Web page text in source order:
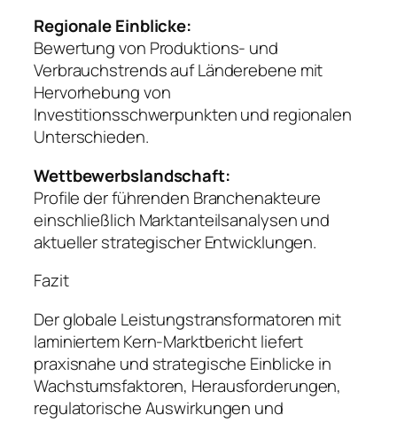
Regionale Einblicke:
Bewertung von Produktions- und
Verbrauchstrends auf Länderebene mit
Hervorhebung von
Investitionsschwerpunkten und regionalen
Unterschieden.
Wettbewerbslandschaft:
Profile der führenden Branchenakteure
einschließlich Marktanteilsanalysen und
aktueller strategischer Entwicklungen.
Fazit
Der globale Leistungstransformatoren mit
laminiertem Kern-Marktbericht liefert
praxisnahe und strategische Einblicke in
Wachstumsfaktoren, Herausforderungen,
regulatorische Auswirkungen und